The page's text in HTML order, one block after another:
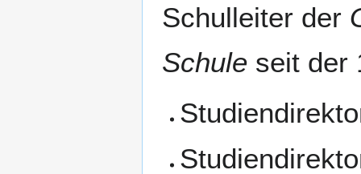
Schulleiter der
Schule seit der